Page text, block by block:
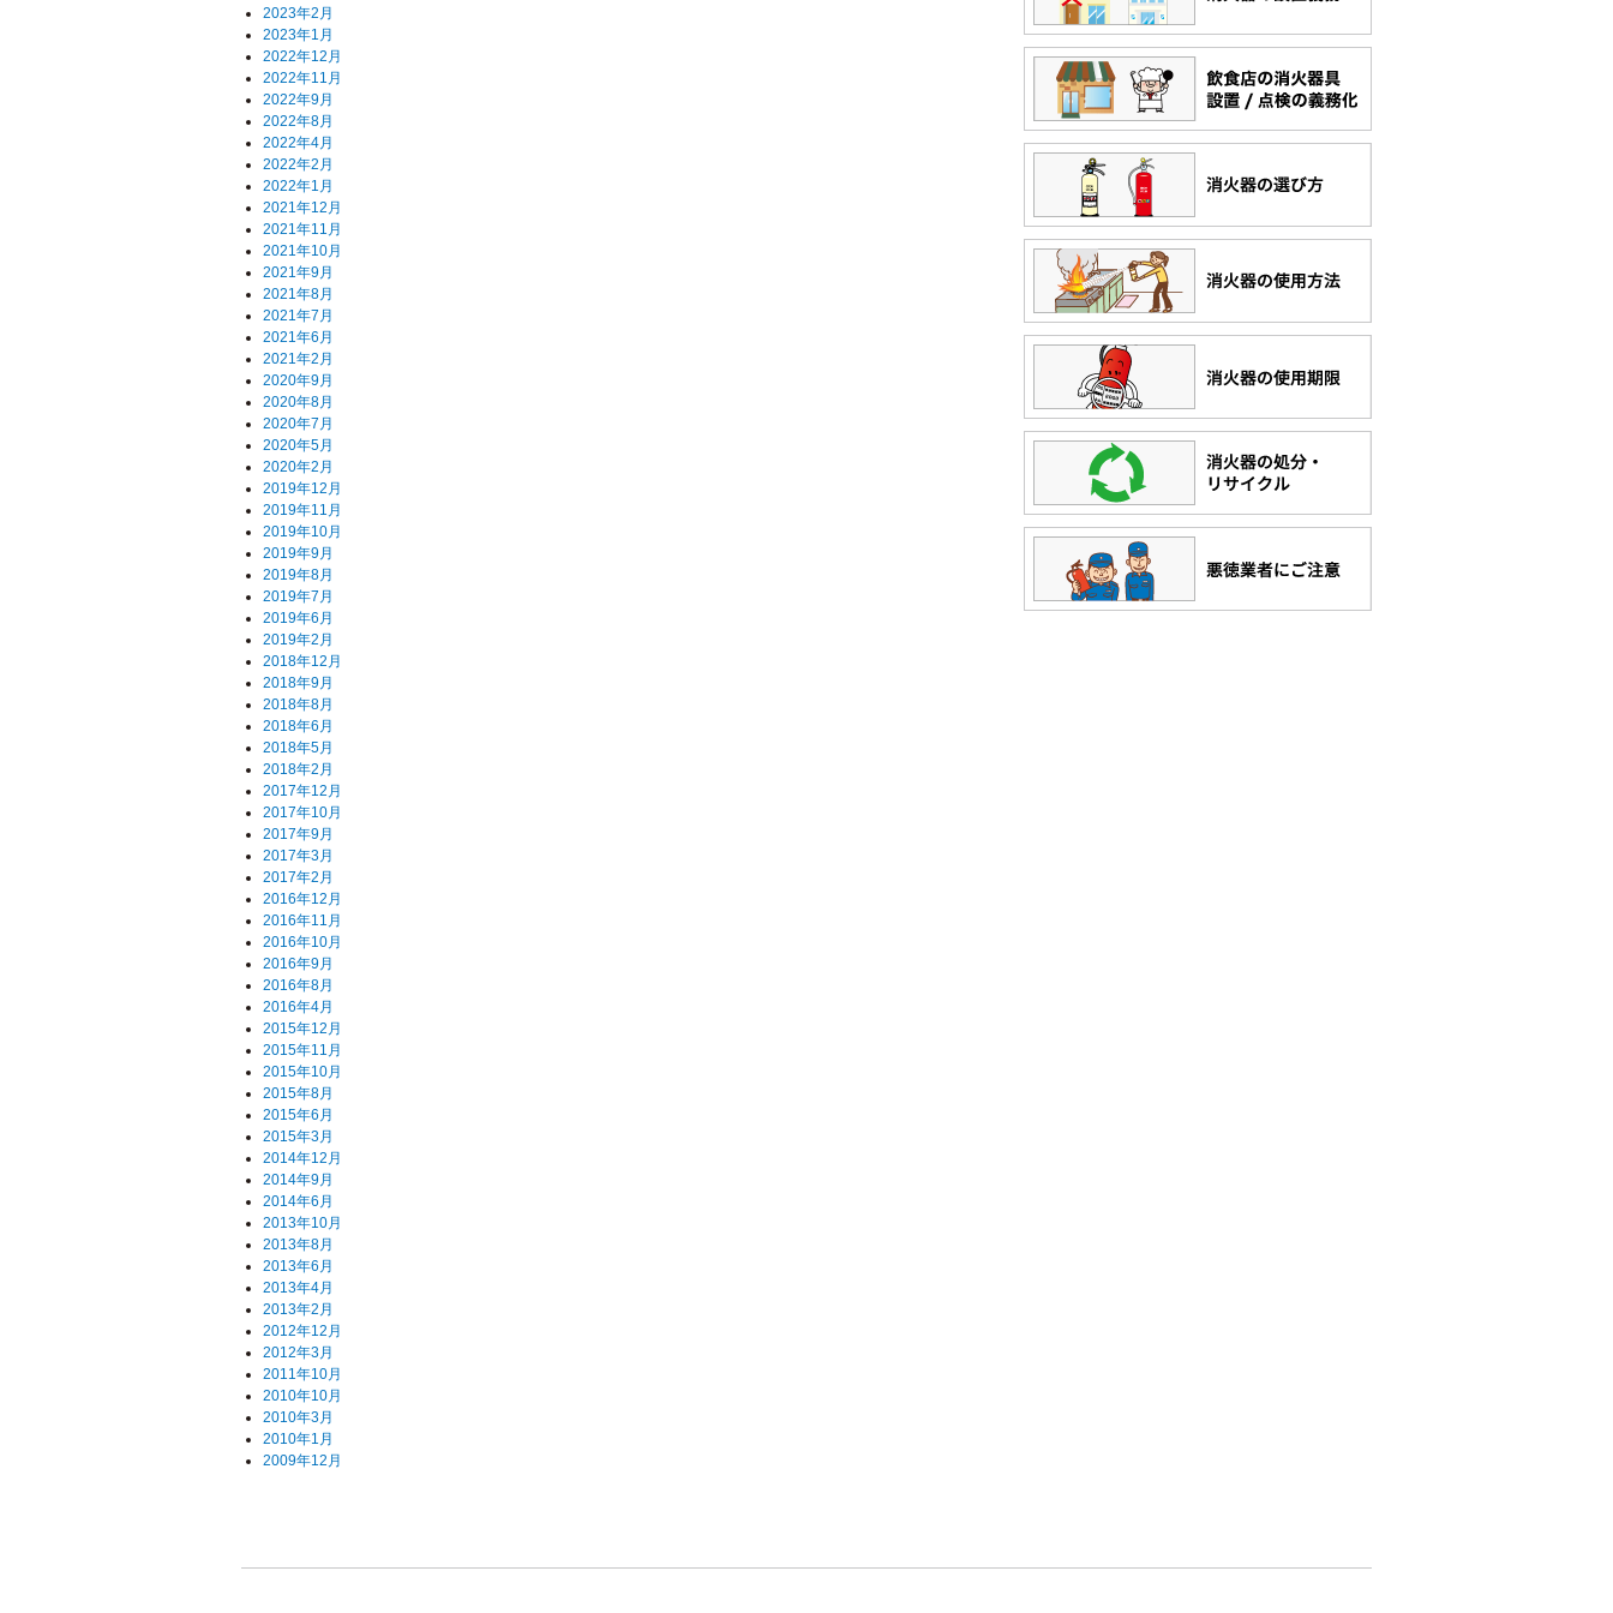
2023年2月
2023年1月
2022年12月
2022年11月
2022年9月
2022年8月
2022年4月
2022年2月
2022年1月
2021年12月
2021年11月
2021年10月
2021年9月
2021年8月
2021年7月
2021年6月
2021年2月
2020年9月
2020年8月
2020年7月
2020年5月
2020年2月
2019年12月
2019年11月
2019年10月
2019年9月
2019年8月
2019年7月
2019年6月
2019年2月
2018年12月
2018年9月
2018年8月
2018年6月
2018年5月
2018年2月
2017年12月
2017年10月
2017年9月
2017年3月
2017年2月
2016年12月
2016年11月
2016年10月
2016年9月
2016年8月
2016年4月
2015年12月
2015年11月
2015年10月
2015年8月
2015年6月
2015年3月
2014年12月
2014年9月
2014年6月
2013年10月
2013年8月
2013年6月
2013年4月
2013年2月
2012年12月
2012年3月
2011年10月
2010年10月
2010年3月
2010年1月
2009年12月